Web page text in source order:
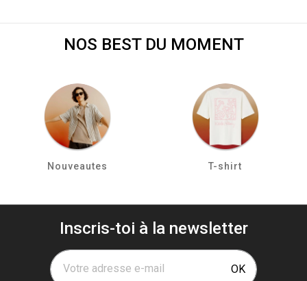
NOS BEST DU MOMENT
Nouveautes T-shirt
Inscris-toi à la newsletter
Votre adresse e-mail OK